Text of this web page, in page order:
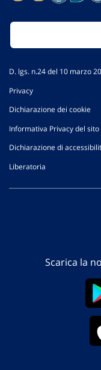
D. lgs. n.24 del 10 marzo
Privacy
Dichiarazione dei cookie
Informativa Privacy del sito
Dichiarazione di
Liberatoria
Scarica la